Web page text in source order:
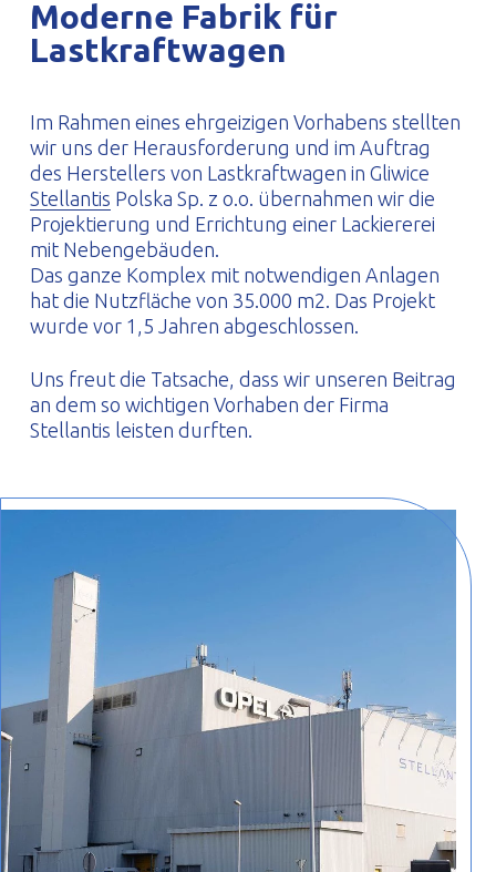
PROFILAR – kaltgeformte Profile
PL
Moderne Fabrik für
Lastkraftwagen
Im Rahmen eines ehrgeizigen Vorhabens stellten
wir uns der Herausforderung und im Auftrag
des Herstellers von Lastkraftwagen in Gliwice
Stellantis Polska Sp. z o.o. übernahmen wir die
Projektierung und Errichtung einer Lackiererei
mit Nebengebäuden.
Das ganze Komplex mit notwendigen Anlagen
hat die Nutzfläche von 35.000 m2. Das Projekt
wurde vor 1,5 Jahren abgeschlossen.
Uns freut die Tatsache, dass wir unseren Beitrag
an dem so wichtigen Vorhaben der Firma
Stellantis leisten durften.